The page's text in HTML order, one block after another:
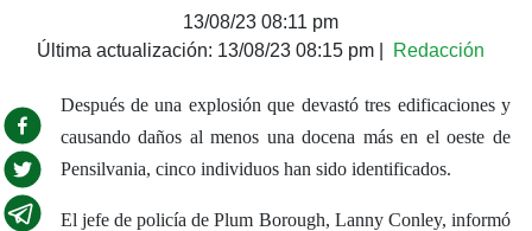
13/08/23 08:11 pm
Última actualización: 13/08/23 08:15 pm| Redacción
Después de una explosión que devastó tres edificaciones y
causando daños al menos una docena más en el oeste de
Pensilvania, cinco individuos han sido identificados.
El jefe de policía de Plum Borough, Lanny Conley, informó